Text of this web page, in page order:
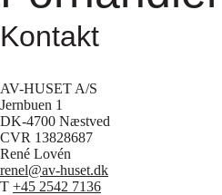
Kontakt
AV-HUSET A/S
Jernbuen 1
DK-4700 Næstved
CVR 13828687
René Lovén
renel@av-huset.dk
T +45 2542 7136